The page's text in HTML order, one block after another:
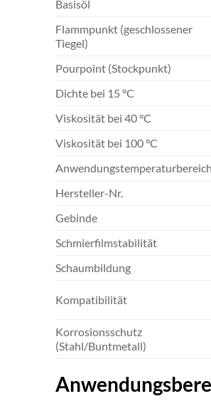
Basisöl
Flammpunkt (geschlossener
Tiegel)
Pourpoint (Stockpunkt)
Dichte bei 15 °C
Viskosität bei 40 °C
Viskosität bei 100 °C
Anwendungstemperaturbereich
Hersteller-Nr.
Gebinde
Schmierfilmstabilität
Schaumbildung
Kompatibilität
Korrosionsschutz
(Stahl/Buntmetall)